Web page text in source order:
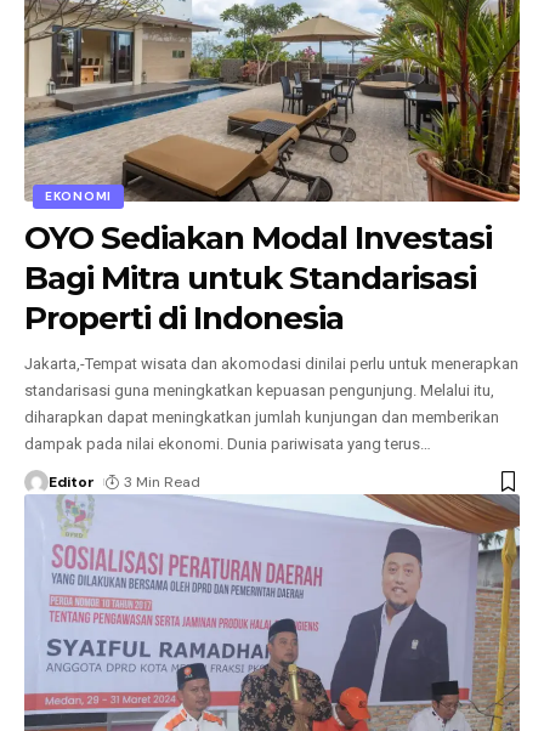
EKONOMI
OYO Sediakan Modal Investasi
Bagi Mitra untuk Standarisasi
Properti di Indonesia
Jakarta,-Tempat wisata dan akomodasi dinilai perlu untuk menerapkan
standarisasi guna meningkatkan kepuasan pengunjung. Melalui itu,
diharapkan dapat meningkatkan jumlah kunjungan dan memberikan
dampak pada nilai ekonomi. Dunia pariwisata yang terus…
Editor 3 Min Read